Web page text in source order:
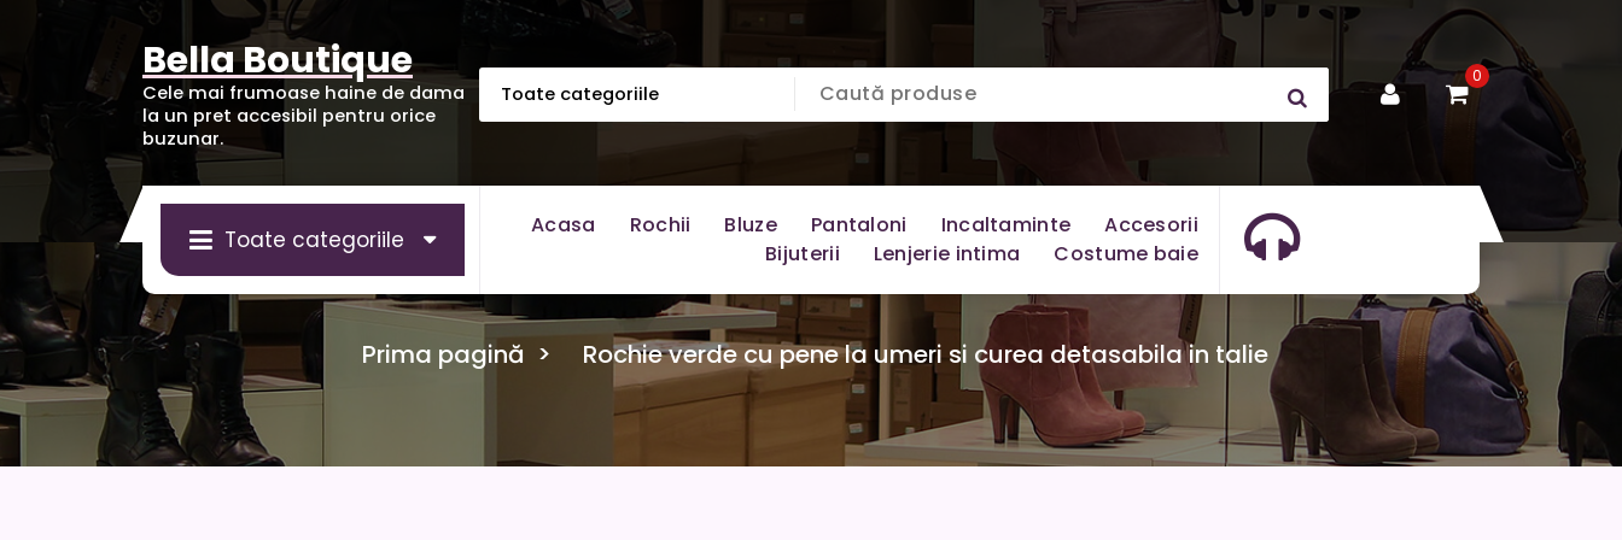
Bella Boutique
Cele mai frumoase haine de dama
la un pret accesibil pentru orice
buzunar.
0
Toate categoriile
Acasa Rochii Bluze Pantaloni Incaltaminte
Accesorii
Bijuterii
Lenjerie intima Costume baie
Prima pagină > Rochie verde cu pene la umeri si curea detasabila in talie